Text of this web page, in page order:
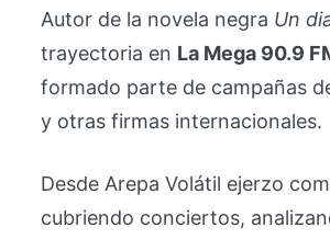
Autor de la novela negra Un
trayectoria en La Mega 90.9
formado parte de campañas
y otras firmas internacionales.
Desde Arepa Volátil ejerzo
cubriendo conciertos,